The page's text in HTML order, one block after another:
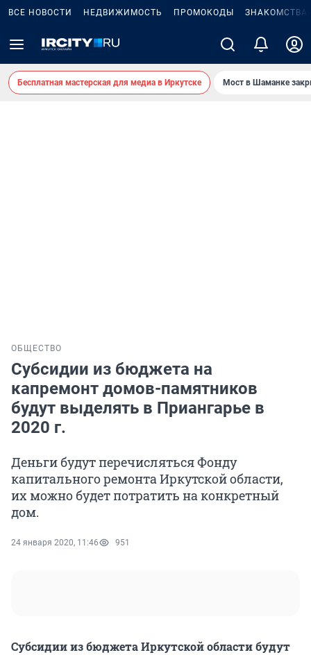
ВСЕ НОВОСТИ НЕДВИЖИМОСТЬ ПРОМОКОДЫ ЗНАКОМСТВА
Бесплатная мастерская для медиа в Иркутске Мост в Шаманке
ОБЩЕСТВО
Субсидии из бюджета на
капремонт домов-памятников
будут выделять в Приангарье в
2020 г.
Деньги будут перечисляться Фонду
капитального ремонта Иркутской области,
их можно будет потратить на конкретный
дом.
24 января 2020, 11:46 951
Субсидии из бюджета Иркутской области будут